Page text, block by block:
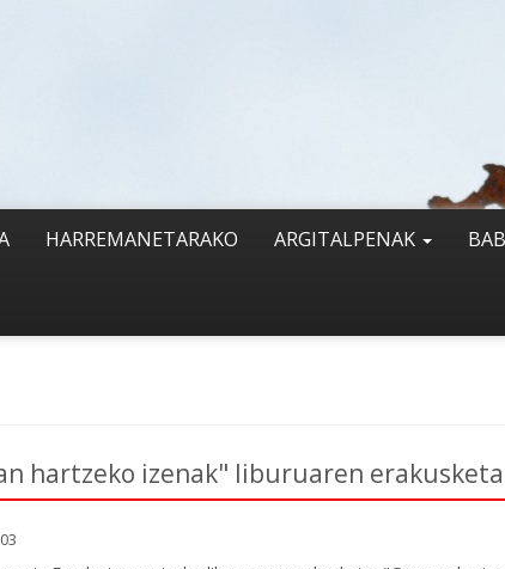
HARREMANETARAKO ARGITALPENAK
hartzeko izenak" liburuaren